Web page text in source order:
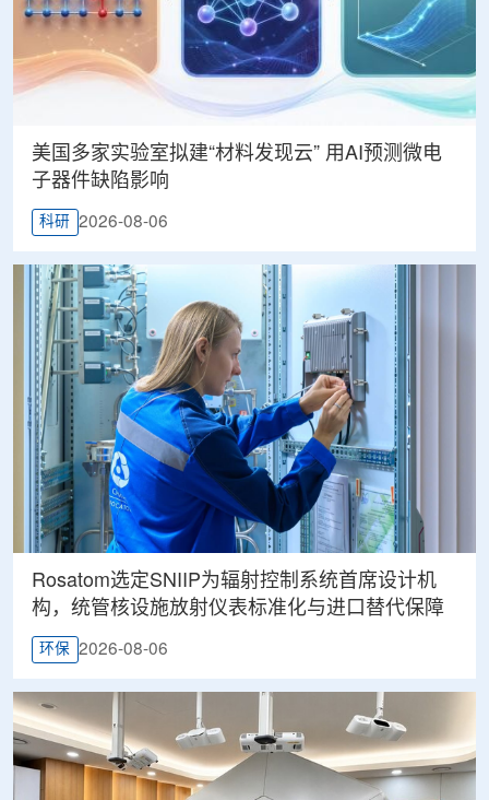
美国多家实验室拟建“材料发现云” 用AI预测微电
子器件缺陷影响
科研 2026-08-06
Rosatom选定SNIIP为辐射控制系统首席设计机
构，统管核设施放射仪表标准化与进口替代保障
环保 2026-08-06